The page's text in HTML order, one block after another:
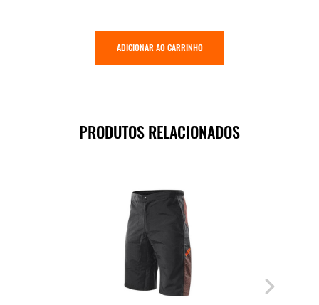
ADICIONAR AO CARRINHO
PRODUTOS RELACIONADOS